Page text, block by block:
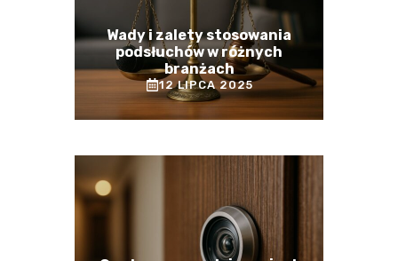
Wady i zalety stosowania
podsłuchów w różnych
branżach
12 LIPCA 2025